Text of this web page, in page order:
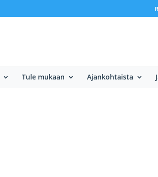
Tule mukaan Ajankohtaista